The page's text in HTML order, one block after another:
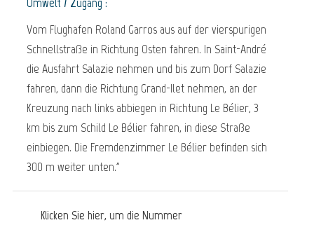
Vom Flughafen Roland Garros aus auf der vierspurigen
Schnellstraße in Richtung Osten fahren. In Saint-André
die Ausfahrt Salazie nehmen und bis zum Dorf Salazie
fahren, dann die Richtung Grand-Ilet nehmen, an der
Kreuzung nach links abbiegen in Richtung Le Bélier, 3
km bis zum Schild Le Bélier fahren, in diese Straße
einbiegen. Die Fremdenzimmer Le Bélier befinden sich
300 m weiter unten."
Klicken Sie hier, um die Nummer